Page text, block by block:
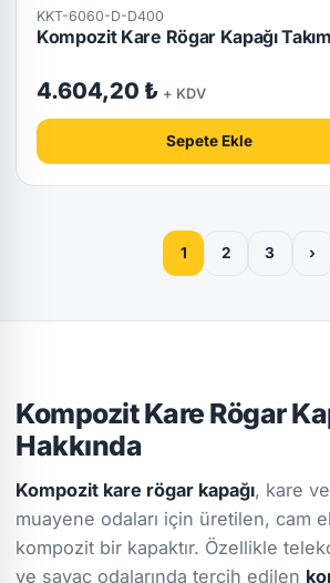
KKT-6060-D-D400
Kompozit Kare Rögar Kapağı
4.604,20 ₺ + KDV
Sepete Ekle
1 2 3 ›
Kompozit Kare Rögar
Hakkında
Kompozit kare rögar kapağı, kare ve
muayene odaları için üretilen, cam
kompozit bir kapaktır. Özellikle
ve sayaç odalarında tercih edilen